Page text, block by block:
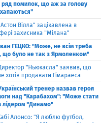
ряд помилок, що аж за голову
Вілла" зацікавлена в
захисника "Мілана"
Іван ГЕЦКО: "Може, не всім треба
що було не так з Ярмоленком"
"Ньюкасла" заявив, що
хотів продавати Гімараеса
тренер назвав героя
над "Карабахом": "Може стати
лідером "Динамо"
Алонсо: "Я люблю футбол,